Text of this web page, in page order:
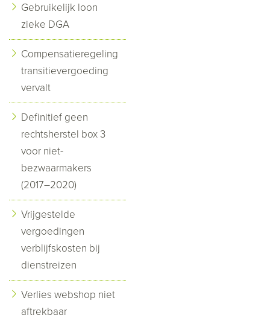
Gebruikelijk loon
zieke DGA
Compensatieregeling
transitievergoeding
vervalt
Definitief geen
rechtsherstel box 3
voor niet-
bezwaarmakers
(2017–2020)
Vrijgestelde
vergoedingen
verblijfskosten bij
dienstreizen
Verlies webshop niet
aftrekbaar